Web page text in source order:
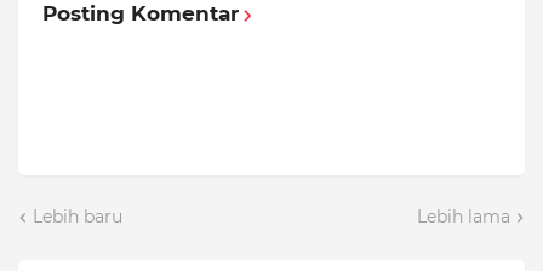
Posting Komentar
Lebih baru Lebih lama